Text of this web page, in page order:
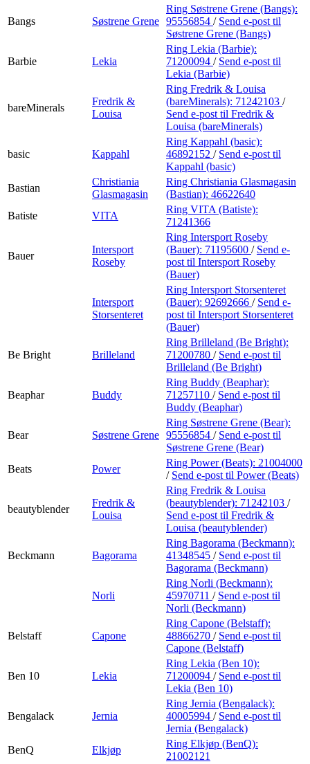
Bangs Søstrene Grene
Ring Søstrene Grene (Bangs):
95556854 / Send e-post til
Søstrene Grene (Bangs)
Barbie Lekia
Ring Lekia (Barbie):
71200094 / Send e-post til
Lekia (Barbie)
bareMinerals
Fredrik &
Louisa
Ring Fredrik & Louisa
(bareMinerals): 71242103 /
Send e-post til Fredrik &
Louisa (bareMinerals)
basic Kappahl
Ring Kappahl (basic):
46892152 / Send e-post til
Kappahl (basic)
Bastian
Christiania
Glasmagasin
Ring Christiania Glasmagasin
(Bastian): 46622640
Batiste
VITA
Ring VITA (Batiste):
71241366
Bauer
Intersport
Roseby
Ring Intersport Roseby
(Bauer): 71195600 / Send e-
post til Intersport Roseby
(Bauer)
Intersport
Storsenteret
Ring Intersport Storsenteret
(Bauer): 92692666 / Send e-
post til Intersport Storsenteret
(Bauer)
Be Bright Brilleland
Ring Brilleland (Be Bright):
71200780 / Send e-post til
Brilleland (Be Bright)
Beaphar Buddy
Ring Buddy (Beaphar):
71257110 / Send e-post til
Buddy (Beaphar)
Bear Søstrene Grene
Ring Søstrene Grene (Bear):
95556854 / Send e-post til
Søstrene Grene (Bear)
Beats
Power
Ring Power (Beats): 21004000
/ Send e-post til Power (Beats)
beautyblender
Fredrik &
Louisa
Ring Fredrik & Louisa
(beautyblender): 71242103 /
Send e-post til Fredrik &
Louisa (beautyblender)
Beckmann Bagorama
Ring Bagorama (Beckmann):
41348545 / Send e-post til
Bagorama (Beckmann)
Norli
Ring Norli (Beckmann):
45970711 / Send e-post til
Norli (Beckmann)
Belstaff Capone
Ring Capone (Belstaff):
48866270 / Send e-post til
Capone (Belstaff)
Ben 10 Lekia
Ring Lekia (Ben 10):
71200094 / Send e-post til
Lekia (Ben 10)
Bengalack Jernia
Ring Jernia (Bengalack):
40005994 / Send e-post til
Jernia (Bengalack)
BenQ
Elkjøp
Ring Elkjøp (BenQ):
21002121